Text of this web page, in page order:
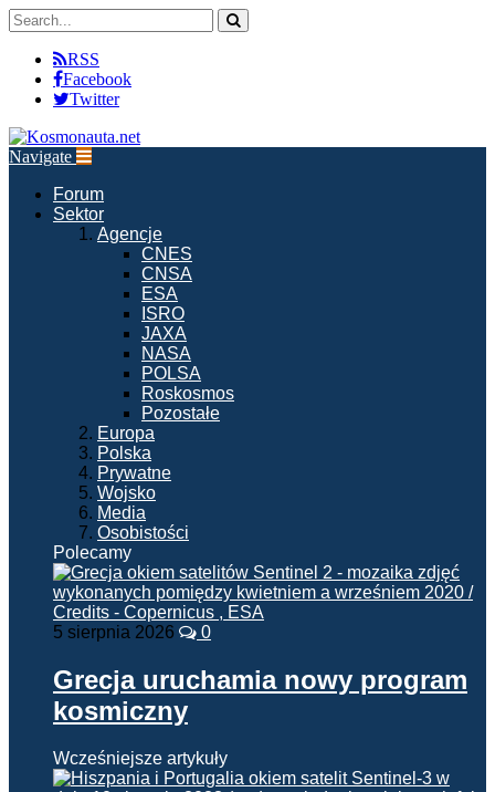
RSS
Facebook
Twitter
Navigate
Forum
Sektor
Agencje
CNES
CNSA
ESA
ISRO
JAXA
NASA
POLSA
Roskosmos
Pozostałe
Europa
Polska
Prywatne
Wojsko
Media
Osobistości
Polecamy
5 sierpnia 2026 0
Grecja uruchamia nowy program
kosmiczny
Wcześniejsze artykuły